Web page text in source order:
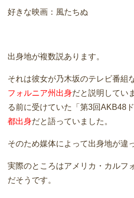
好きな映画：風たちぬ
出身地が複数説あります。
それは彼女が乃木坂のテレビ番組
フォルニア州出身だと説明してい
る前に受けていた「第3回AKB48
都出身だと語っていました。
そのため媒体によって出身地が違
実際のところはアメリカ・カルフ
だそうです。